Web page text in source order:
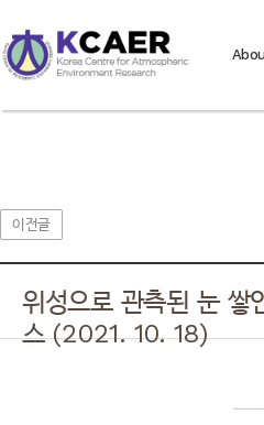
이전글
위성으로 관측된 눈
스 (2021. 10. 18)